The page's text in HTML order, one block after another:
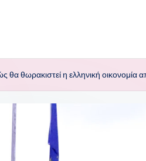
θωρακιστεί η ελληνική οικονομία